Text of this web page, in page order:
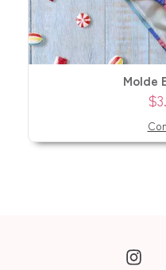
Molde